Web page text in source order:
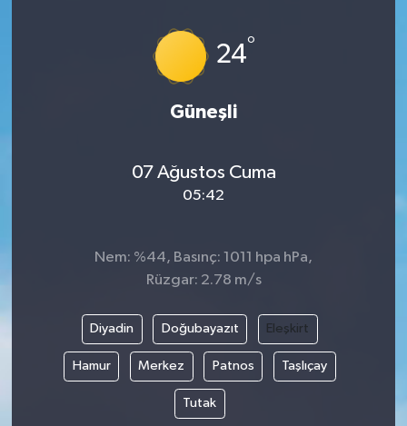
24°
Güneşli
07 Ağustos Cuma
05:42
Nem: %44, Basınç: 1011 hpa hPa,
Rüzgar: 2.78 m/s
Diyadin Doğubayazıt Eleşkirt
Hamur Merkez Patnos Taşlıçay
Tutak